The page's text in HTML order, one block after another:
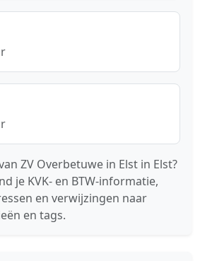
ZV Overbetuwe in Elst in Elst?
je KVK- en BTW-informatie,
en verwijzingen naar
en tags.